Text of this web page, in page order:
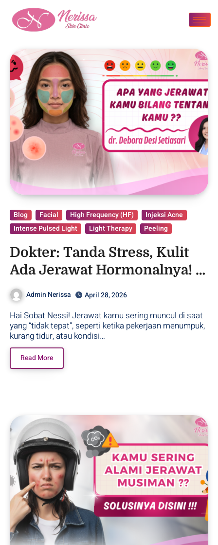
Blog Facial High Frequency (HF)
Injeksi Acne
Intense Pulsed Light
Light Therapy Peeling
Dokter: Tanda Stress, Kulit
Ada Jerawat Hormonalnya! –
Purwodadi
Admin Nerissa April 28, 2026
Hai Sobat Nessi! Jerawat kamu sering muncul di saat
yang “tidak tepat”, seperti ketika pekerjaan menumpuk,
kurang tidur, atau kondisi…
Read More